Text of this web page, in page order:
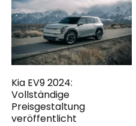
Kia EV9 2024:
Vollständige
Preisgestaltung
veröffentlicht